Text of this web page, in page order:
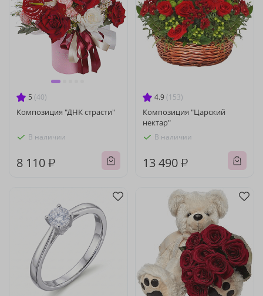
5 (40)
Композиция "ДНК страсти"
В наличии
8 110 ₽
4.9 (153)
Композиция "Царский
нектар"
В наличии
13 490 ₽